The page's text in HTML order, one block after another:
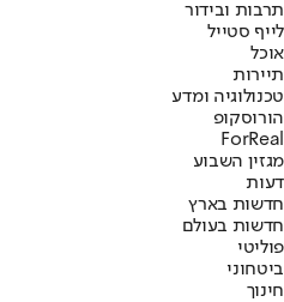
תרבות ובידור
לייף סטייל
אוכל
תיירות
טכנולוגיה ומדע
הורוסקופ
ForReal
מגזין השבוע
דעות
חדשות בארץ
חדשות בעולם
פוליטי
ביטחוני
חינוך